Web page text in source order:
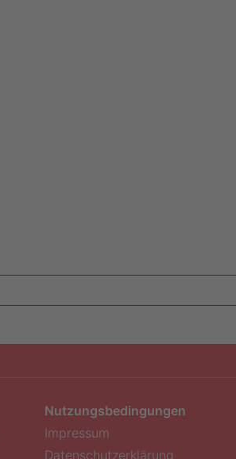
Nutzungsbedingungen
Impressum
Datenschutzerklärung